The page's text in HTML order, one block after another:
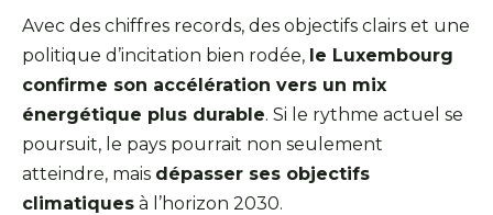
Avec des chiffres records, des objectifs clairs et une
politique d’incitation bien rodée, le Luxembourg
confirme son accélération vers un mix
énergétique plus durable. Si le rythme actuel se
poursuit, le pays pourrait non seulement
atteindre, mais dépasser ses objectifs
climatiques à l’horizon 2030.